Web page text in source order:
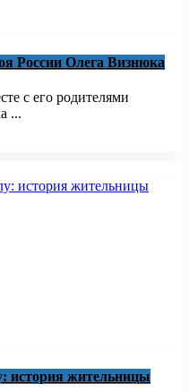
России Олега Визнюка
с его родителями
...
история жительницы